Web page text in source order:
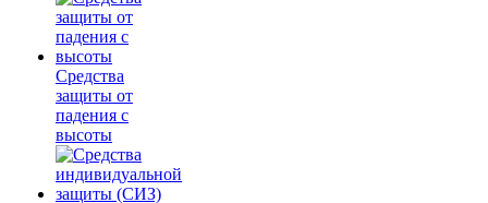
Средства
защиты от
падения с
высоты